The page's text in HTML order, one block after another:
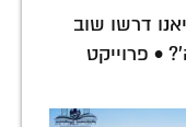
דרשו שוב
• פרוייקט